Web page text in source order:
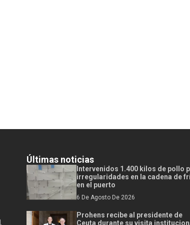
Últimas noticias
Intervenidos 1.400 kilos de pollo
irregularidades en la cadena de
en el puerto
6 De Agosto De 2026
Prohens recibe al presidente de
Ceuta durante su visita